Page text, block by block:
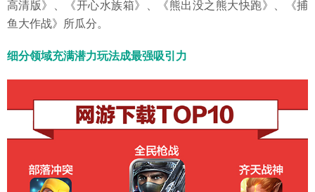
高清版》、《开心水族箱》、《熊出没之熊大快跑》、《捕
鱼大作战》所瓜分。
细分领域充满潜力玩法成最强吸引力